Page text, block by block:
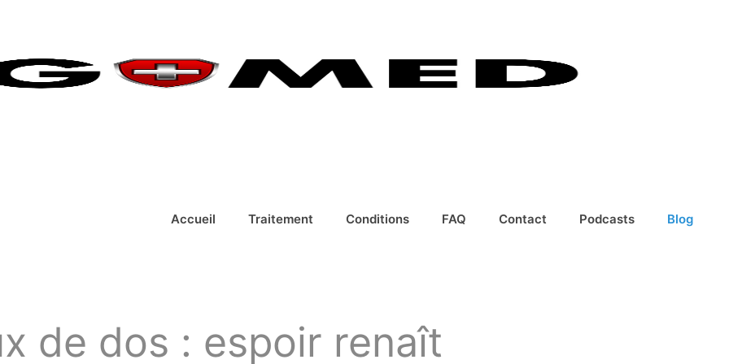
Accueil Traitement Conditions FAQ Contact Podcasts Blog
de dos : espoir renaît